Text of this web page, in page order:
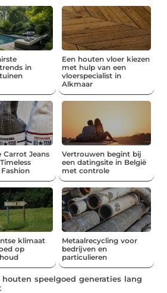
in
Een houten vloer kiezen
met hulp van een
vloerspecialist in
Alkmaar
Carrot Jeans
Vertrouwen begint bij
een datingsite in België
met controle
klimaat
op
Metaalrecycling voor
bedrijven en
particulieren
houten speelgoed generaties lang